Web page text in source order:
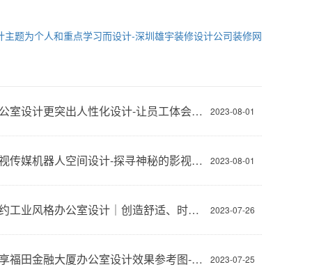
主题为个人和重点学习而设计-深圳雄宇装修设计公司装修网
2023-08-01
现代办公室设计更突出人性化设计-让员工体会到上班的快乐与舒适-深圳文丰装饰
2023-08-01
灵动影视传媒机器人空间设计-探寻神秘的影视展厅-深圳文丰装饰
2023-07-26
现代简约工业风格办公室设计｜创造舒适、时尚和高效的工作环境-深圳文丰装饰
2023-07-25
免费分享福田金融大厦办公室设计效果参考图-文丰装饰公司